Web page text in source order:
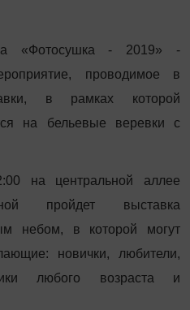
«Фотосушка - 2019» -
проводимое в
в рамках которой
на бельевые веревки с
на центральной аллее
пройдет выставка
небом, в которой могут
новички, любители,
любого возраста и